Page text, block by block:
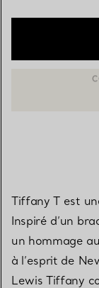
CONTACTER
Tiffany T est
Inspiré d’un
un hommage
à l’esprit de
Lewis Tiffany